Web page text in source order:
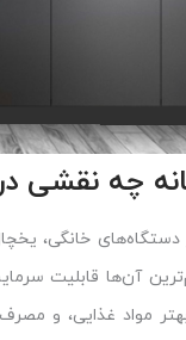
چه نقشی
دستگاه‌های خانگی،
مواد غذایی، و